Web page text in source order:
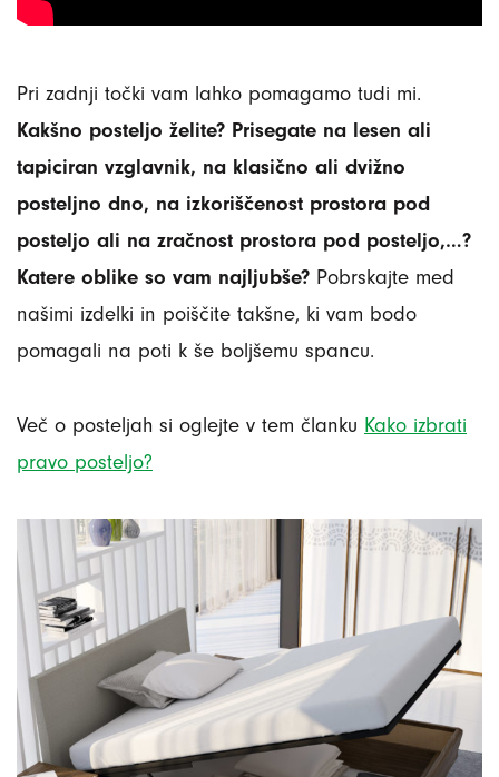
Pri zadnji točki vam lahko pomagamo tudi mi.
Kakšno posteljo želite? Prisegate na lesen ali
tapiciran vzglavnik, na klasično ali dvižno
posteljno dno, na izkoriščenost prostora pod
posteljo ali na zračnost prostora pod posteljo,…?
Katere oblike so vam najljubše? Pobrskajte med
našimi izdelki in poiščite takšne, ki vam bodo
pomagali na poti k še boljšemu spancu.
Več o posteljah si oglejte v tem članku Kako izbrati
pravo posteljo?